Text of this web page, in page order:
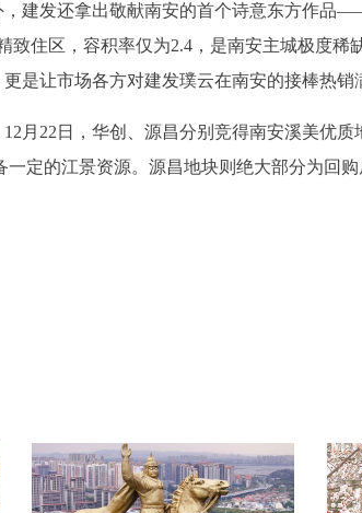
，建发还拿出敬献南安的首个诗意东方作品
致住区，容积率仅为2.4，是南安主城极度稀
是让市场各方对建发璞云在南安的接棒热销
月22日，华创、源昌分别竞得南安溪美优
一定的江景资源。源昌地块则绝大部分为回购